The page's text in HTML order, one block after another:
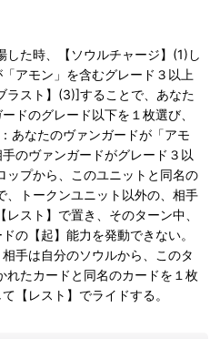
した時、【ソウルチャージ】(1)し
アモン」を含むグレード３以上
ラスト】(3)]することで、あなた
ドのグレード以下を１枚選び、
あなたのヴァンガードが「アモ
のヴァンガードがグレード３以
ップから、このユニットと同名の
、トークンユニット以外の、相手
スト】で置き、そのターン中、
の【起】能力を発動できない。
手は自分のソウルから、このタ
れたカードと同名のカードを１枚
【レスト】でライドする。